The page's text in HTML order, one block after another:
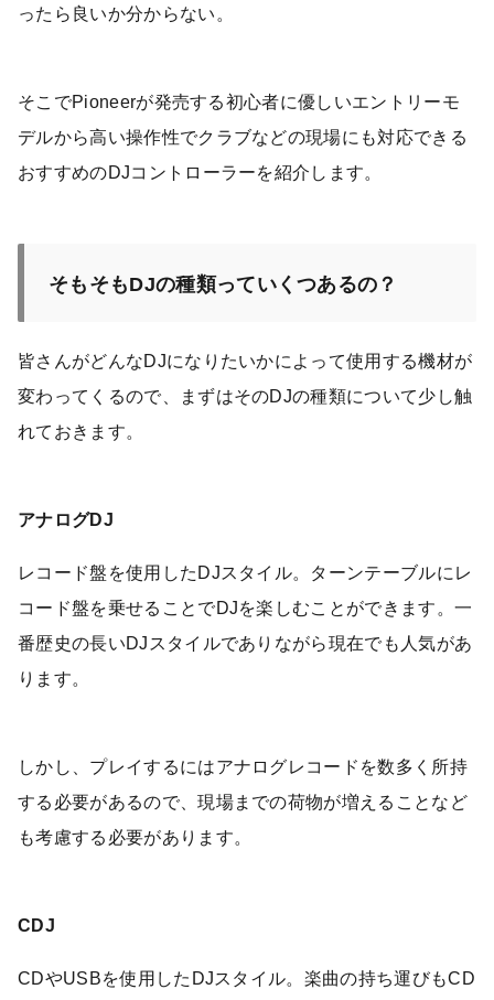
ったら良いか分からない。
そこでPioneerが発売する初心者に優しいエントリーモ
デルから高い操作性でクラブなどの現場にも対応できる
おすすめのDJコントローラーを紹介します。
そもそもDJの種類っていくつあるの？
皆さんがどんなDJになりたいかによって使用する機材が
変わってくるので、まずはそのDJの種類について少し触
れておきます。
アナログDJ
レコード盤を使用したDJスタイル。ターンテーブルにレ
コード盤を乗せることでDJを楽しむことができます。一
番歴史の長いDJスタイルでありながら現在でも人気があ
ります。
しかし、プレイするにはアナログレコードを数多く所持
する必要があるので、現場までの荷物が増えることなど
も考慮する必要があります。
CDJ
CDやUSBを使用したDJスタイル。楽曲の持ち運びもCD